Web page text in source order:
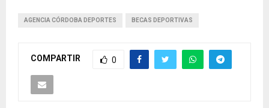
AGENCIA CÓRDOBA DEPORTES BECAS DEPORTIVAS
COMPARTIR 0